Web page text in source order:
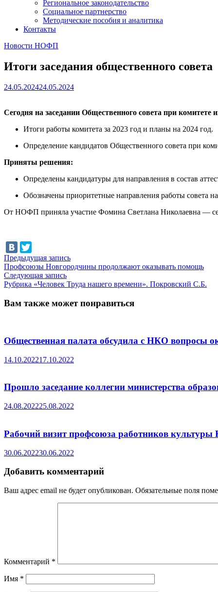
Региональное законодательство
Социальное партнерство
Методические пособия и аналитика
Контакты
Новости НОФП
Итоги заседания общественного совета
24.05.202424.05.2024
Сегодня на заседании Общественного совета при
Итоги работы комитета за 2023 год и планы на 2024 год.
Определение кандидатов Общественного совета при
Приняты решения:
Определены кандидатуры для направления в состав
Обозначены приоритетные направления работы совета
От НОФП приняла участие Фомина Светлана Николаевна —
Навигация
по
записям
Предыдущая записьПредыдущая
запись:
Профсоюзы Новгородчины продолжают оказывать помощь
Следующая записьСледующая
запись:
Рубрика «Человек Труда нашего времени». Покровский С.Б.
Вам также может понравиться
Общественная палата обсудила с НКО вопросы
14.10.202217.10.2022
Прошло заседание коллегии министерства
24.08.202225.08.2022
Рабочий визит профсоюза работников культуры
30.06.202230.06.2022
Добавить комментарий
Ваш адрес email не будет опубликован. Обязательные поля
Комментарий *
Имя *